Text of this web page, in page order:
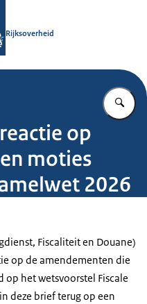
Rijksoverheid
op
moties
2026
Fiscaliteit en Douane)
op de amendementen die
op het wetsvoorstel Fiscale
deze brief terug op een